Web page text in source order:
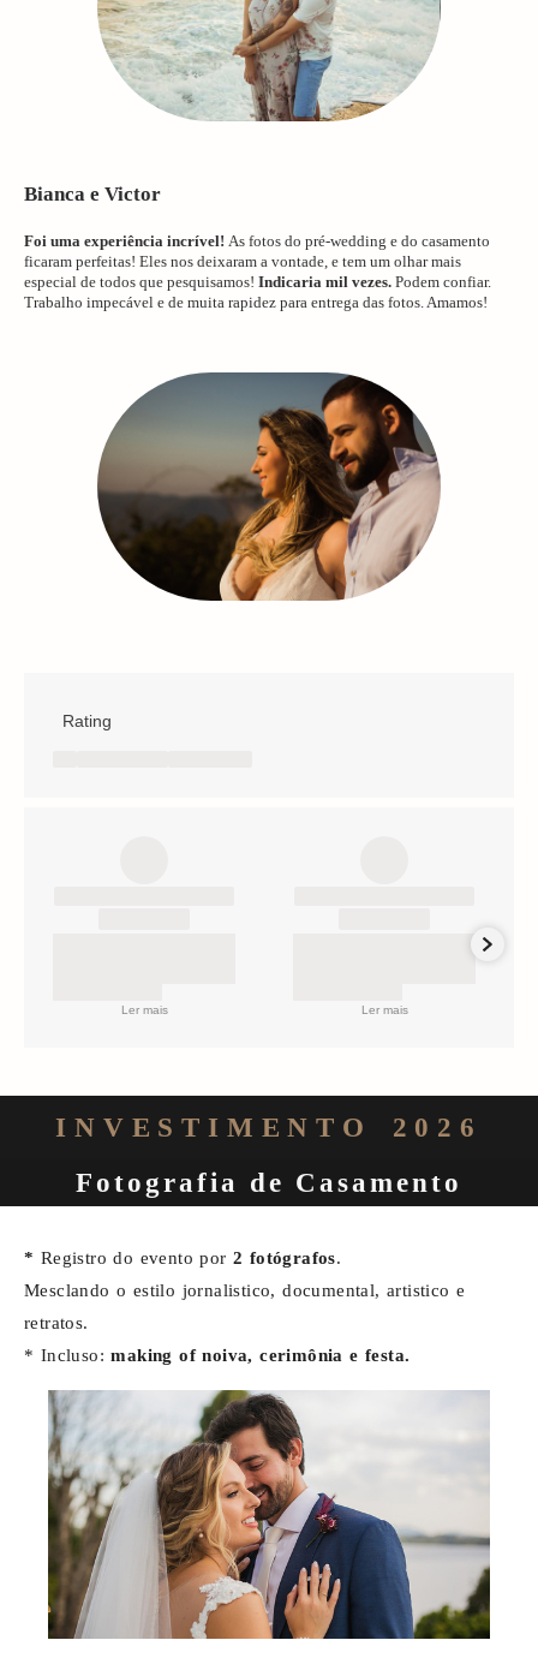
Bianca e Victor
Foi uma experiência incrível! As fotos do pré-wedding e do casamento
ficaram perfeitas! Eles nos deixaram a vontade, e tem um olhar mais
especial de todos que pesquisamos! Indicaria mil vezes. Podem confiar.
Trabalho impecável e de muita rapidez para entrega das fotos. Amamos!
Rating
Ler mais Ler mais
INVESTIMENTO 2026
Fotografia de Casamento
* Registro do evento por2 fotógrafos.
Mesclando o estilo jornalistico, documental, artistico e
retratos.
* Incluso:making of noiva, cerimônia e festa.